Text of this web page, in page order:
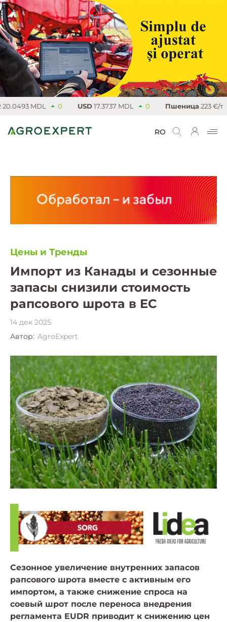
MDL 0 USD17.3737 MDL 0 Пшеница223 €/т
RO
Цены и Тренды
Импорт из Канады и сезонные
запасы снизили стоимость
рапсового шрота в ЕС
14 дек 2025
Автор: AgroExpert
Сезонное увеличение внутренних запасов
рапсового шрота вместе с активным его
импортом, а также снижение спроса на
соевый шрот после переноса внедрения
регламента EUDR приводит к снижению цен